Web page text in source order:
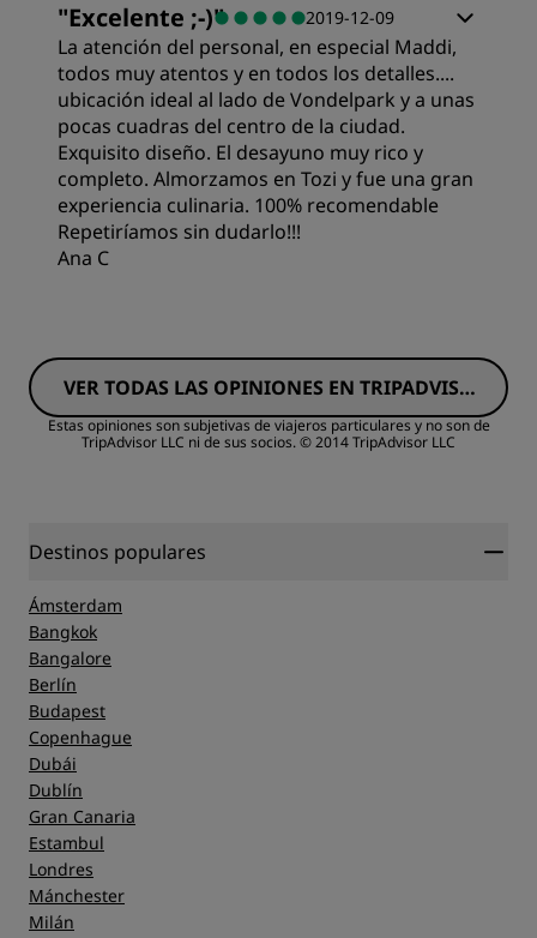
Calidad/precio
Calidad del sueño
Ubicación
Servicio
"Excelente ;-)" 2019-12-09
La atención del personal, en especial Maddi,
todos muy atentos y en todos los detalles....
ubicación ideal al lado de Vondelpark y a unas
pocas cuadras del centro de la ciudad.
Exquisito diseño. El desayuno muy rico y
completo. Almorzamos en Tozi y fue una gran
experiencia culinaria. 100% recomendable
Repetiríamos sin dudarlo!!!
Ana C
Calidad/precio
Ubicación
Limpieza
Servicio
VER TODAS LAS OPINIONES EN TRIPADVISO
R
Estas opiniones son subjetivas de viajeros particulares y no son de
TripAdvisor LLC ni de sus socios.© 2014 TripAdvisor LLC
Destinos populares
Ámsterdam
Bangkok
Bangalore
Berlín
Budapest
Copenhague
Dubái
Dublín
Gran Canaria
Estambul
Londres
Mánchester
Milán